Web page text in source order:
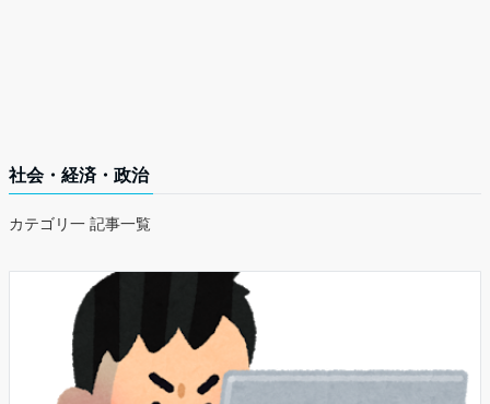
社会・経済・政治
カテゴリ一 記事一覧